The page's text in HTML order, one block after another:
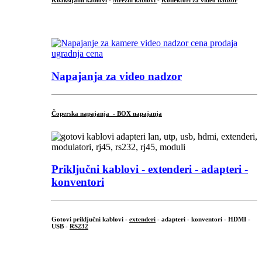
Napajanja za video nadzor
Čoperska napajanja - BOX napajanja
Priključni kablovi - extenderi - adapteri -
konventori
Gotovi priključni kablovi - extenderi - adapteri - konventori - HDMI -
USB - RS232